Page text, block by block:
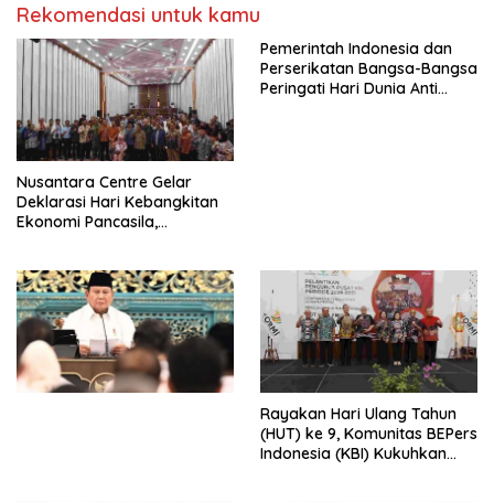
Rekomendasi untuk kamu
Nusantara Centre Gelar
Deklarasi Hari Kebangkitan
Ekonomi Pancasila,
Penjajahan (Pergolakan
Ekonomi Politik Indonesia) &
Simposium Nasional “Urgensi
Undang-Undang
Perekonomian Nasional dan
Kesejahteraan Sosial dalam
Pemerintah Indonesia dan
Perserikatan Bangsa-Bangsa
Peringati Hari Dunia Anti
Rayakan Hari Ulang Tahun
(HUT) ke 9, Komunitas BEPers
Indonesia (KBI) Kukuhkan